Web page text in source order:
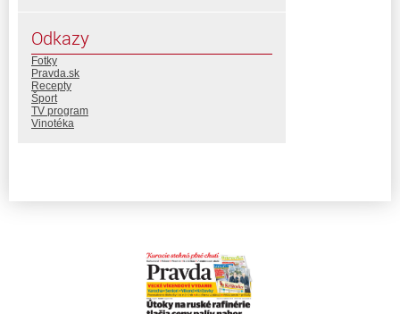
Odkazy
Fotky
Pravda.sk
Recepty
Šport
TV program
Vinotéka